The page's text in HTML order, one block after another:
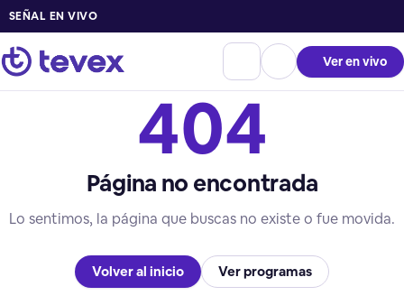
SEÑAL EN VIVO
Ver en vivo
404
Página no encontrada
Lo sentimos, la página que buscas no existe o fue movida.
Volver al inicio Ver programas